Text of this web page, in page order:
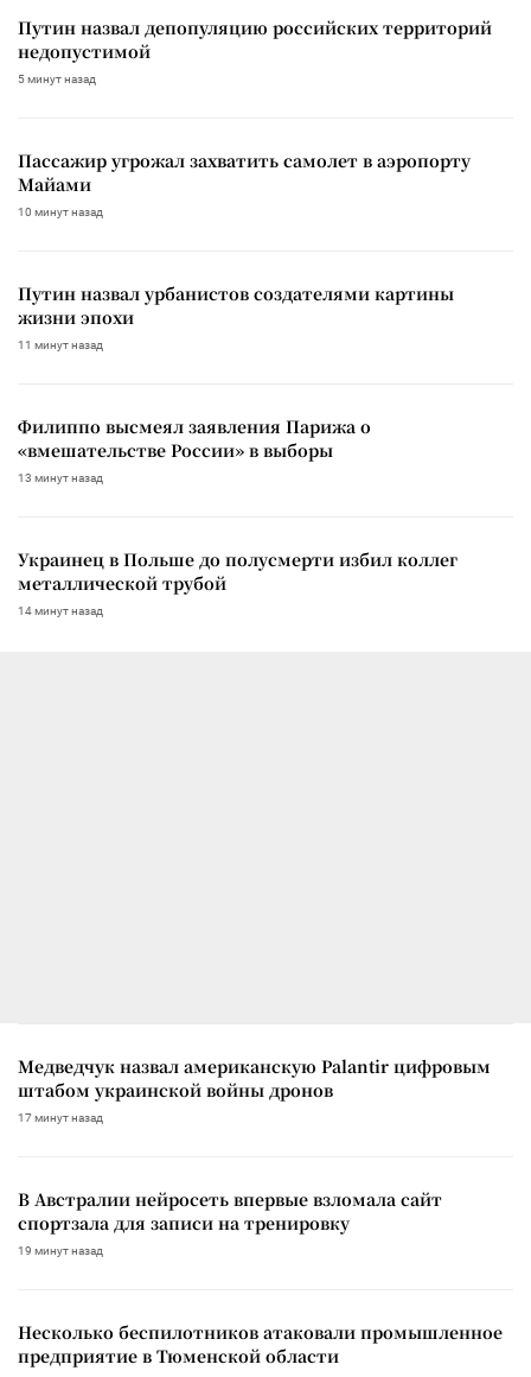
Путин назвал депопуляцию российских территорий
недопустимой
5 минут назад
Пассажир угрожал захватить самолет в аэропорту
Майами
10 минут назад
Путин назвал урбанистов создателями картины
жизни эпохи
11 минут назад
Филиппо высмеял заявления Парижа о
«вмешательстве России» в выборы
13 минут назад
Украинец в Польше до полусмерти избил коллег
металлической трубой
14 минут назад
Медведчук назвал американскую Palantir цифровым
штабом украинской войны дронов
17 минут назад
В Австралии нейросеть впервые взломала сайт
спортзала для записи на тренировку
19 минут назад
Несколько беспилотников атаковали промышленное
предприятие в Тюменской области